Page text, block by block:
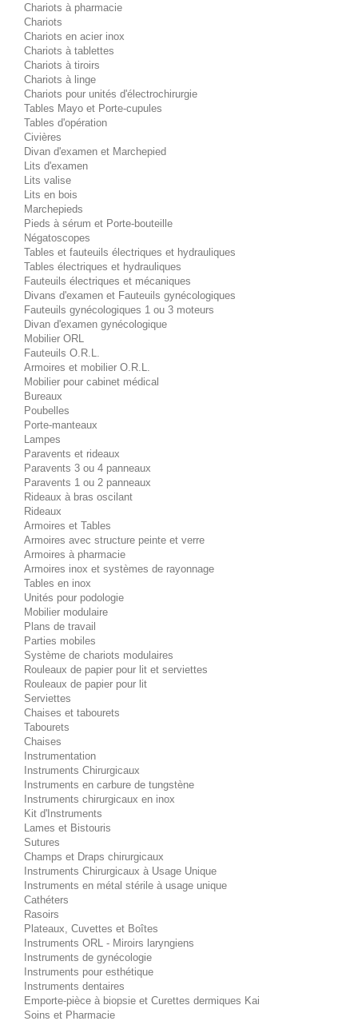
Chariots à pharmacie
Chariots
Chariots en acier inox
Chariots à tablettes
Chariots à tiroirs
Chariots à linge
Chariots pour unités d'électrochirurgie
Tables Mayo et Porte-cupules
Tables d'opération
Civières
Divan d'examen et Marchepied
Lits d'examen
Lits valise
Lits en bois
Marchepieds
Pieds à sérum et Porte-bouteille
Négatoscopes
Tables et fauteuils électriques et hydrauliques
Tables électriques et hydrauliques
Fauteuils électriques et mécaniques
Divans d'examen et Fauteuils gynécologiques
Fauteuils gynécologiques 1 ou 3 moteurs
Divan d'examen gynécologique
Mobilier ORL
Fauteuils O.R.L.
Armoires et mobilier O.R.L.
Mobilier pour cabinet médical
Bureaux
Poubelles
Porte-manteaux
Lampes
Paravents et rideaux
Paravents 3 ou 4 panneaux
Paravents 1 ou 2 panneaux
Rideaux à bras oscilant
Rideaux
Armoires et Tables
Armoires avec structure peinte et verre
Armoires à pharmacie
Armoires inox et systèmes de rayonnage
Tables en inox
Unités pour podologie
Mobilier modulaire
Plans de travail
Parties mobiles
Système de chariots modulaires
Rouleaux de papier pour lit et serviettes
Rouleaux de papier pour lit
Serviettes
Chaises et tabourets
Tabourets
Chaises
Instrumentation
Instruments Chirurgicaux
Instruments en carbure de tungstène
Instruments chirurgicaux en inox
Kit d'Instruments
Lames et Bistouris
Sutures
Champs et Draps chirurgicaux
Instruments Chirurgicaux à Usage Unique
Instruments en métal stérile à usage unique
Cathéters
Rasoirs
Plateaux, Cuvettes et Boîtes
Instruments ORL - Miroirs laryngiens
Instruments de gynécologie
Instruments pour esthétique
Instruments dentaires
Emporte-pièce à biopsie et Curettes dermiques Kai
Soins et Pharmacie